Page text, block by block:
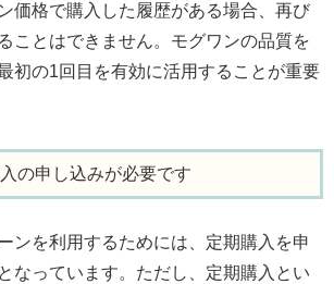
価格で購入した履歴がある場合、再び
ことはできません。モグワンの品質を
初の1回目を有効に活用することが重要
の申し込みが必要です
ンを利用するためには、定期購入を申
なっています。ただし、定期購入とい